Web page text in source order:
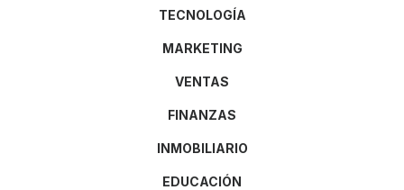
TECNOLOGÍA
MARKETING
VENTAS
FINANZAS
INMOBILIARIO
EDUCACIÓN